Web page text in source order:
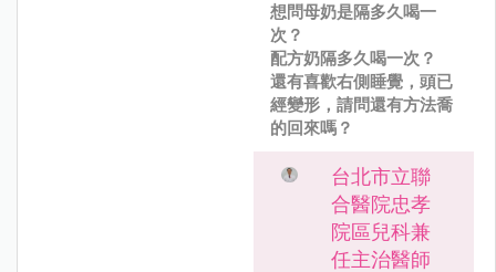
想問母奶是隔多久喝一
次？
配方奶隔多久喝一次？
還有喜歡右側睡覺，頭已
經變形，請問還有方法喬
的回來嗎？
台北市立聯
合醫院忠孝
院區兒科兼
任主治醫師